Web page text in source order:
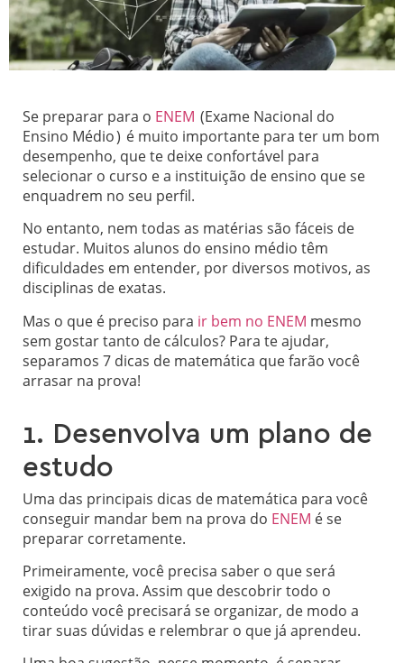
Se preparar para o ENEM (Exame Nacional do
Ensino Médio ) é muito importante para ter um bom
desempenho, que te deixe confortável para
selecionar o curso e a instituição de ensino que se
enquadrem no seu perfil.
No entanto, nem todas as matérias são fáceis de
estudar. Muitos alunos do ensino médio têm
dificuldades em entender, por diversos motivos, as
disciplinas de exatas.
Mas o que é preciso para ir bem no ENEM mesmo
sem gostar tanto de cálculos? Para te ajudar,
separamos 7 dicas de matemática que farão você
arrasar na prova!
1. Desenvolva um plano de
estudo
Uma das principais dicas de matemática para você
conseguir mandar bem na prova do ENEM é se
preparar corretamente.
Primeiramente, você precisa saber o que será
exigido na prova. Assim que descobrir todo o
conteúdo você precisará se organizar, de modo a
tirar suas dúvidas e relembrar o que já aprendeu.